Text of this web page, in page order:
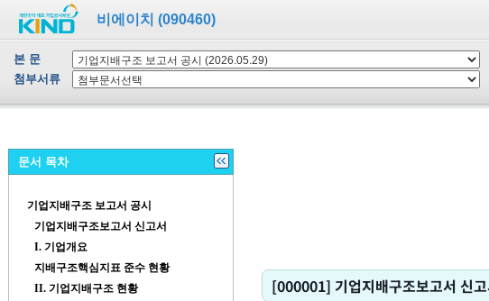
비에이치 (090460)
본 문
첨부서류
문서 목차